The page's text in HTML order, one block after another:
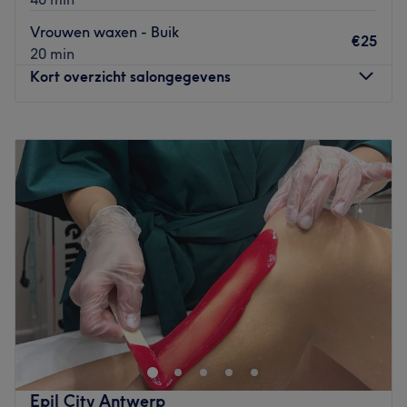
Vrouwen waxen - Buik
20 min
€25
Kort overzicht salongegevens
Dinsdag
10:00–19:00
Woensdag
10:00 –19:00
Donderdag
10:00–19:00
Vrijdag
10:00–19:00
Zaterdag
10:00–
Zondag
10:00
Laseresthetiek is a beauty salon located in Antwerp, near
the city park. Come and discover the wide range of
services on offer here: laser hair removal, nail care and
facials; everything you need for an elegant makeover.
Epil City Antwerp